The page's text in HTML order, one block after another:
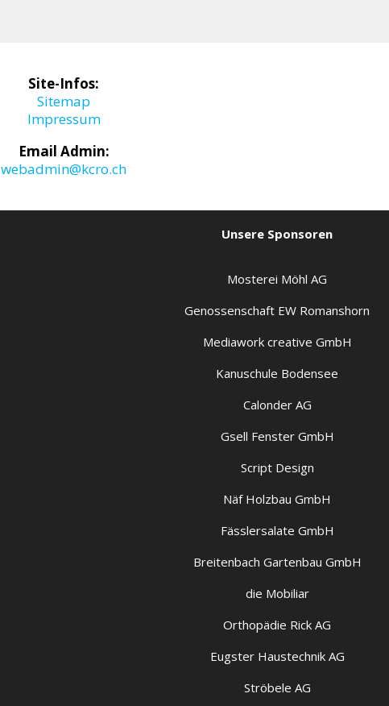
Site-Infos:
Sitemap
Impressum
Email Admin:
webadmin@kcro.ch
Unsere Sponsoren
Mosterei Möhl AG
Genossenschaft EW Romanshorn
Mediawork creative GmbH
Kanuschule Bodensee
Calonder AG
Gsell Fenster GmbH
Script Design
Näf Holzbau GmbH
Fässlersalate GmbH
Breitenbach Gartenbau GmbH
die Mobiliar
Orthopädie Rick AG
Eugster Haustechnik AG
Ströbele AG